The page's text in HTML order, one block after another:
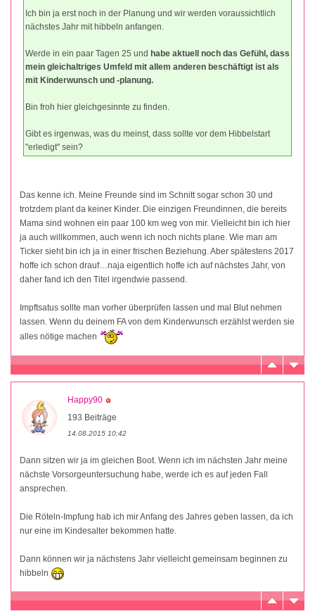
Ich bin ja erst noch in der Planung und wir werden voraussichtlich
nächstes Jahr mit hibbeln anfangen.
Werde in ein paar Tagen 25 und habe aktuell noch das Gefühl, dass
mein gleichaltriges Umfeld mit allem anderen beschäftigt ist als
mit Kinderwunsch und -planung.
Bin froh hier gleichgesinnte zu finden.
Gibt es irgenwas, was du meinst, dass sollte vor dem Hibbelstart
"erledigt" sein?
Das kenne ich. Meine Freunde sind im Schnitt sogar schon 30 und
trotzdem plant da keiner Kinder. Die einzigen Freundinnen, die bereits
Mama sind wohnen ein paar 100 km weg von mir. Vielleicht bin ich hier
ja auch willkommen, auch wenn ich noch nichts plane. Wie man am
Ticker sieht bin ich ja in einer frischen Beziehung. Aber spätestens 2017
hoffe ich schon drauf…naja eigentlich hoffe ich auf nächstes Jahr, von
daher fand ich den Titel irgendwie passend.
Impftsatus sollte man vorher überprüfen lassen und mal Blut nehmen
lassen. Wenn du deinem FA von dem Kinderwunsch erzählst werden sie
alles nötige machen
Happy90
193 Beiträge
14.08.2015 10:42
Dann sitzen wir ja im gleichen Boot. Wenn ich im nächsten Jahr meine
nächste Vorsorgeuntersuchung habe, werde ich es auf jeden Fall
ansprechen.
Die Röteln-Impfung hab ich mir Anfang des Jahres geben lassen, da ich
nur eine im Kindesalter bekommen hatte.
Dann können wir ja nächstens Jahr vielleicht gemeinsam beginnen zu
hibbeln